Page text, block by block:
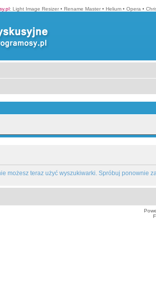
: Light Image Resizer • Rename Master • Helium • Opera •
możesz teraz użyć wyszukiwarki. Spróbuj ponownie